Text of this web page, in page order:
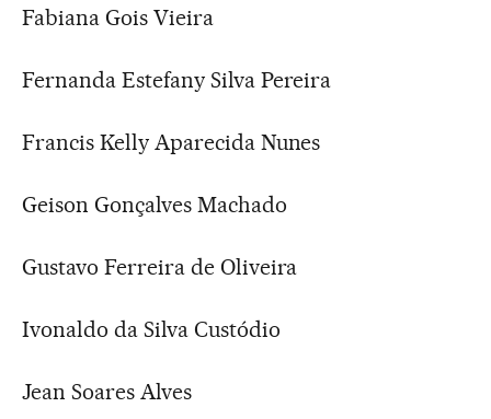
Fabiana Gois Vieira
Fernanda Estefany Silva Pereira
Francis Kelly Aparecida Nunes
Geison Gonçalves Machado
Gustavo Ferreira de Oliveira
Ivonaldo da Silva Custódio
Jean Soares Alves